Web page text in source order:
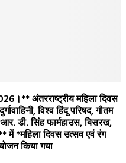
अंतरराष्ट्रीय महिला दिवस
विश्व हिंदू परिषद, गौतम
डी. सिंह फार्महाउस, बिसरख,
में *महिला दिवस उत्सव एवं रंग
किया गया